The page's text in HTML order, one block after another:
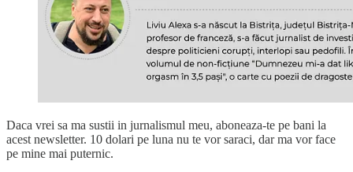
Daca vrei sa ma sustii in jurnalismul meu, aboneaza-te pe bani la
acest newsletter. 10 dolari pe luna nu te vor saraci, dar ma vor face
pe mine mai puternic.